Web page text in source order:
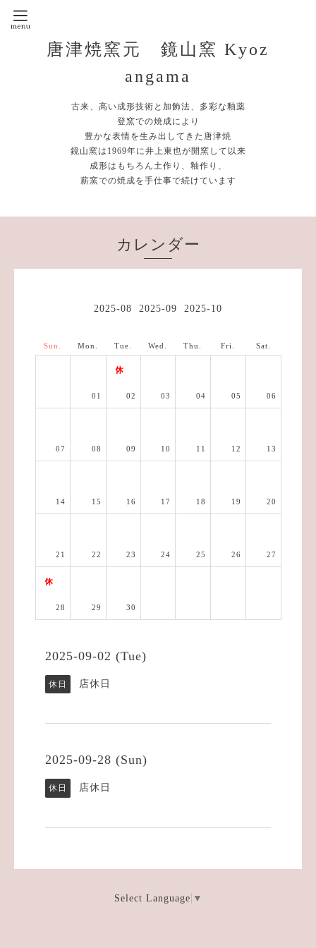
唐津焼窯元 鏡山窯 Kyoz
angama
古来、高い成形技術と加飾法、多彩な釉薬
登窯での焼成により
豊かな表情を生み出してきた唐津焼
鏡山窯は1969年に井上東也が開窯して以来
成形はもちろん土作り、釉作り、
薪窯での焼成を手仕事で続けています
カレンダー
2025-08 2025-09 2025-10
Sun. Mon. Tue. Wed. Thu. Fri. Sat.
01 02 03 04 05 06
07 08 09 10 11 12 13
14 15 16 17 18 19 20
21 22 23 24 25 26 27
28 29 30
2025-09-02 (Tue)
休日 店休日
2025-09-28 (Sun)
休日 店休日
Select Language ▼